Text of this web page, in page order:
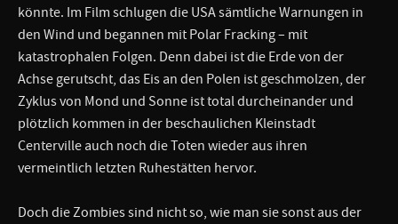
könnte. Im Film schlugen die USA sämtliche Warnungen in
den Wind und begannen mit Polar Fracking – mit
katastrophalen Folgen. Denn dabei ist die Erde von der
Achse gerutscht, das Eis an den Polen ist geschmolzen, der
Zyklus von Mond und Sonne ist total durcheinander und
plötzlich kommen in der beschaulichen Kleinstadt
Centerville auch noch die Toten wieder aus ihren
vermeintlich letzten Ruhestätten hervor.
Doch die Zombies sind nicht so, wie man sie sonst aus der